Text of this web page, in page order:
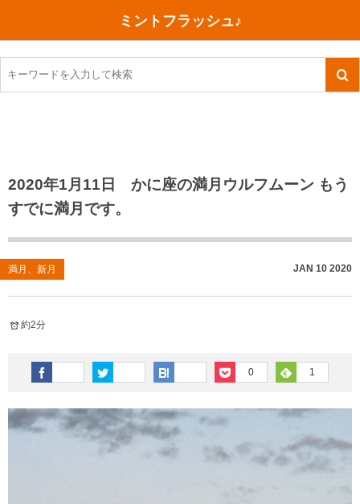
ミントフラッシュ♪
2020年1月11日 かに座の満月ウルフムーン もう
すでに満月です。
満月、新月 JAN 10 2020
約2分
0 1
TOEIC感想・結果
TOEIC800点への道
TOEIC（作戦・ノウハウなど）
TOEIC700点への道
英単語
その他英語関連
今日買った本
ご朱印帳めぐり
川越（埼玉県）
沖縄
神戸
行ってきたあれこれ
旅行関連あれこれ
ファスティング
コスメ
ダイエット
健康あれこれ
美容あれこれ
食べ物
今日の一枚
月、星、宇宙